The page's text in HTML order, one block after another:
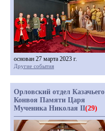
основан 27 марта 2023 г.
Другие события
Орловский отдел Казачьего
Конвоя Памяти Царя
Мученика Николая II(29)